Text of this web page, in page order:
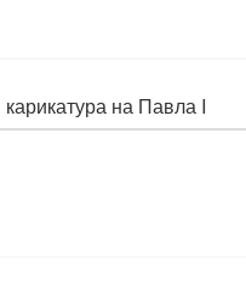
на Павла I